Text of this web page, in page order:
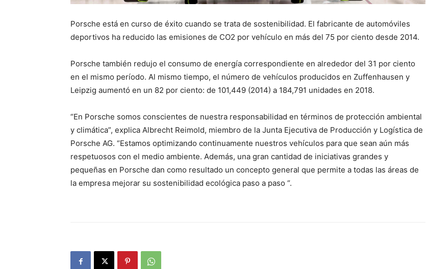
Porsche está en curso de éxito cuando se trata de sostenibilidad. El fabricante de automóviles
deportivos ha reducido las emisiones de CO2 por vehículo en más del 75 por ciento desde 2014.
Porsche también redujo el consumo de energía correspondiente en alrededor del 31 por ciento
en el mismo período. Al mismo tiempo, el número de vehículos producidos en Zuffenhausen y
Leipzig aumentó en un 82 por ciento: de 101,449 (2014) a 184,791 unidades en 2018.
“En Porsche somos conscientes de nuestra responsabilidad en términos de protección ambiental
y climática”, explica Albrecht Reimold, miembro de la Junta Ejecutiva de Producción y Logística de
Porsche AG. “Estamos optimizando continuamente nuestros vehículos para que sean aún más
respetuosos con el medio ambiente. Además, una gran cantidad de iniciativas grandes y
pequeñas en Porsche dan como resultado un concepto general que permite a todas las áreas de
la empresa mejorar su sostenibilidad ecológica paso a paso “.